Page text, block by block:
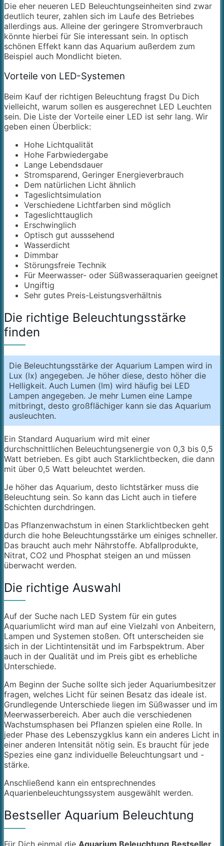
Die eher neueren LED Beleuchtungseinheiten sind zwar
deutlich teurer, zahlen sich im Laufe des Betriebes
allerdings aus. Alleine der geringere Stromverbrauch
könnte hierbei für Sie interessant sein. In optisch
schönen Effekt kann das Aquarium außerdem zum
Beispiel auch Mondlicht bieten.
Vorteile von LED-Systemen
Beim Kauf der richtigen Beleuchtung fragst Du Dich
vielleicht, warum sollen es ausgerechnet LED Leuchten
sein. Die Liste der Vorteile einer LED ist sehr lang. Wir
geben einen Überblick:
Hohe Lichtqualität
Hohe Farbwiedergabe
Lange Lebendsdauer
Stromsparend, Geringer Energieverbrauch
Dem natürlichen Licht ähnlich
Tageslichtsimulation
Verschiedene Lichtfarben sind möglich
Tageslichttauglich
Erschwinglich
Optisch gut ausssehend
Wasserdicht
Dimmbar
Störungsfreie Technik
Für Meerwasser- oder Süßwasseraquarien geeignet
Ungiftig
Sehr gutes Preis-Leistungsverhältnis
Die richtige Beleuchtungsstärke
finden
Die Beleuchtungsstärke der Aquarium Lampen wird in
Lux (lx) angegeben. Je höher diese, desto höher die
Helligkeit. Auch Lumen (lm) wird häufig bei LED
Lampen angegeben. Je mehr Lumen eine Lampe
mitbringt, desto großflächiger kann sie das Aquarium
ausleuchten.
Ein Standard Auquarium wird mit einer
durchschnittlichen Beleuchtungsenergie von 0,3 bis 0,5
Watt betrieben. Es gibt auch Starklichtbecken, die dann
mit über 0,5 Watt beleuchtet werden.
Je höher das Aquarium, desto lichtstärker muss die
Beleuchtung sein. So kann das Licht auch in tiefere
Schichten durchdringen.
Das Pflanzenwachstum in einen Starklichtbecken geht
durch die hohe Beleuchtungsstärke um einiges schneller.
Das braucht auch mehr Nährstoffe. Abfallprodukte,
Nitrat, CO2 und Phosphat steigen an und müssen
überwacht werden.
Die richtige Auswahl
Auf der Suche nach LED System für ein gutes
Aquariumlicht wird man auf eine Vielzahl von Anbeitern,
Lampen und Systemen stoßen. Oft unterscheiden sie
sich in der Lichtintensität und im Farbspektrum. Aber
auch in der Qualität und im Preis gibt es erhebliche
Unterschiede.
Am Beginn der Suche sollte sich jeder Aquariumbesitzer
fragen, welches Licht für seinen Besatz das ideale ist.
Grundlegende Unterschiede liegen im Süßwasser und im
Meerwasserbereich. Aber auch die verschiedenen
Wachstumsphasen bei Pflanzen spielen eine Rolle. In
jeder Phase des Lebenszygklus kann ein anderes Licht in
einer anderen Intensität nötig sein. Es braucht für jede
Spezies eine ganz individuelle Beleuchtungsart und -
stärke.
Anschließend kann ein entsprechnendes
Aquarienbeleuchtungssystem ausgewählt werden.
Bestseller Aquarium Beleuchtung
Für Dich einmal die Aquarium Beleuchtung Bestseller